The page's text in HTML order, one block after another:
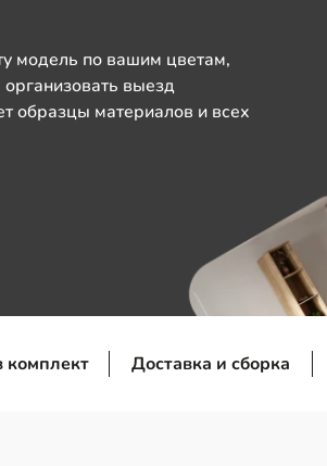
модель по вашим цветам,
выезд
образцы материалов и всех
комплект Доставка и сборка